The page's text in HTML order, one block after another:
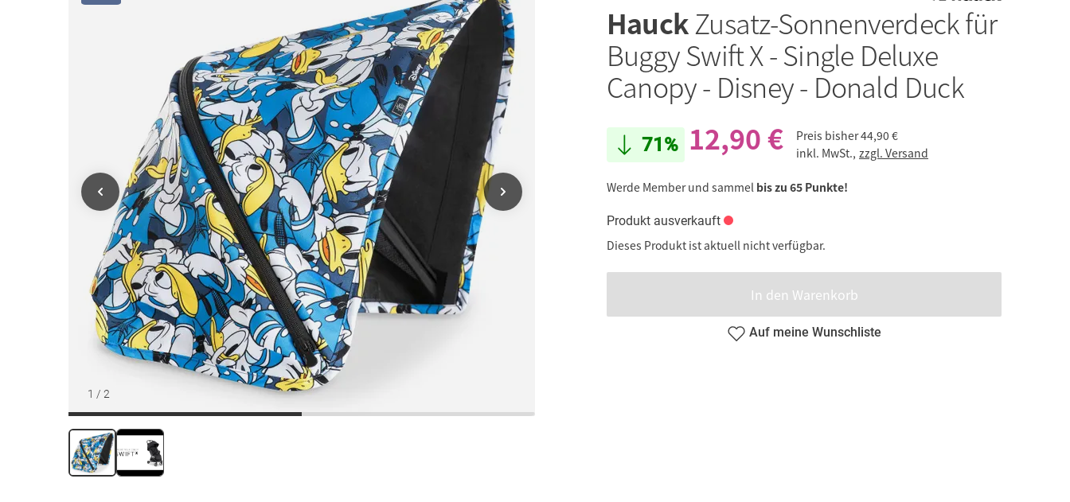
Beim Klick wird dieses Video von den YouTube Servern geladen. Für Details siehe
1 / 2
HauckZusatz-Sonnenverdeck für
Buggy Swift X - Single Deluxe
Canopy - Disney - Donald Duck
71% 12,90 € Preis bisher44,90 €
inkl. MwSt., zzgl. Versand
Werde Member und sammel bis zu 65 Punkte!
Produkt ausverkauft
Dieses Produkt ist aktuell nicht verfügbar.
In den Warenkorb
Auf meine Wunschliste